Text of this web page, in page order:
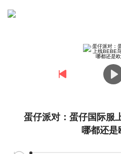
蛋仔派对：蛋仔国际服
哪都还是